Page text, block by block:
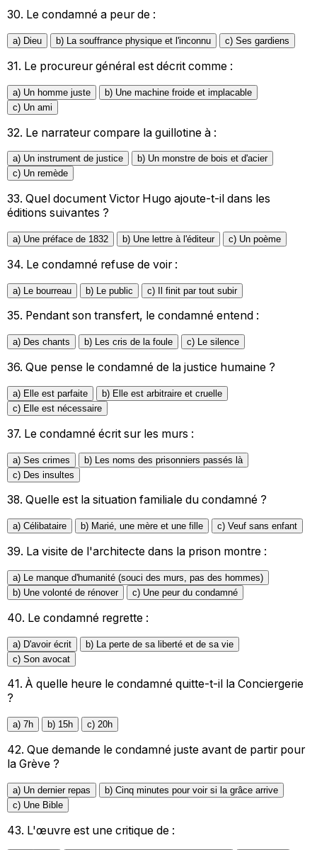
30. Le condamné a peur de :
a) Dieu b) La souffrance physique et l'inconnu c) Ses gardiens
31. Le procureur général est décrit comme :
a) Un homme juste
b) Une machine froide et implacable
c) Un ami
32. Le narrateur compare la guillotine à :
a) Un instrument de justice
b) Un monstre de bois et d'acier
c) Un remède
33. Quel document Victor Hugo ajoute-t-il dans les
éditions suivantes ?
a) Une préface de 1832 b) Une lettre à l'éditeur c) Un poème
34. Le condamné refuse de voir :
a) Le bourreau b) Le public c) Il finit par tout subir
35. Pendant son transfert, le condamné entend :
a) Des chants b) Les cris de la foule c) Le silence
36. Que pense le condamné de la justice humaine ?
a) Elle est parfaite
b) Elle est arbitraire et cruelle
c) Elle est nécessaire
37. Le condamné écrit sur les murs :
a) Ses crimes
b) Les noms des prisonniers passés là
c) Des insultes
38. Quelle est la situation familiale du condamné ?
a) Célibataire b) Marié, une mère et une fille c) Veuf sans enfant
39. La visite de l'architecte dans la prison montre :
a) Le manque d'humanité (souci des murs, pas des hommes)
b) Une volonté de rénover
c) Une peur du condamné
40. Le condamné regrette :
a) D'avoir écrit
b) La perte de sa liberté et de sa vie
c) Son avocat
41. À quelle heure le condamné quitte-t-il la Conciergerie
?
a) 7h b) 15h c) 20h
42. Que demande le condamné juste avant de partir pour
la Grève ?
a) Un dernier repas
b) Cinq minutes pour voir si la grâce arrive
c) Une Bible
43. L'œuvre est une critique de :